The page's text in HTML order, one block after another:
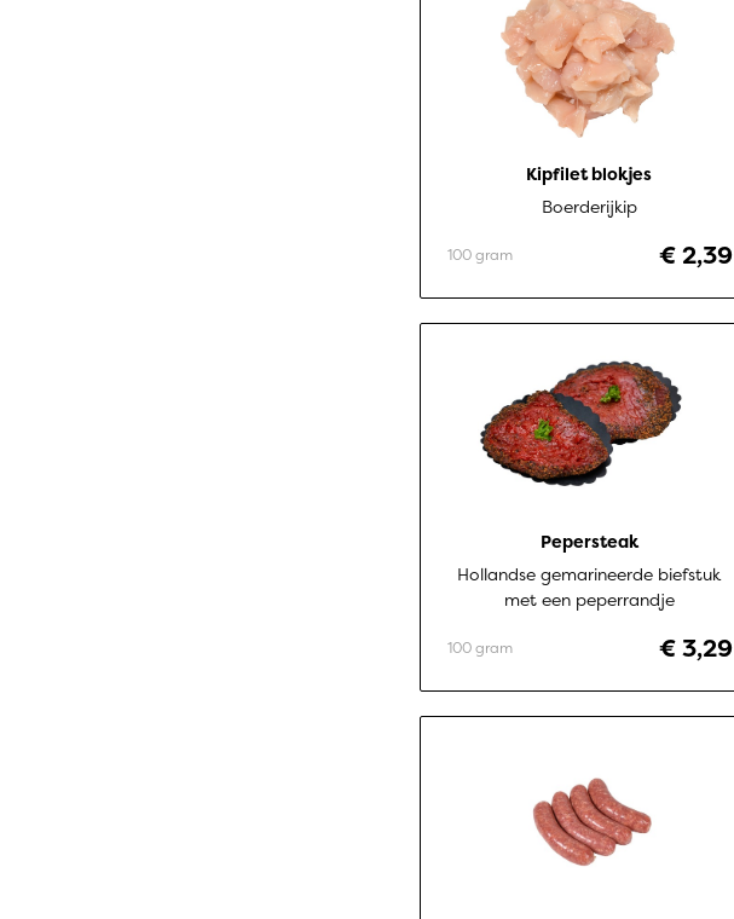
Kipfilet blokjes
Boerderijkip
€ 2,39
100 gram
Pepersteak
Hollandse gemarineerde biefstuk
met een peperrandje
€ 3,29
100 gram